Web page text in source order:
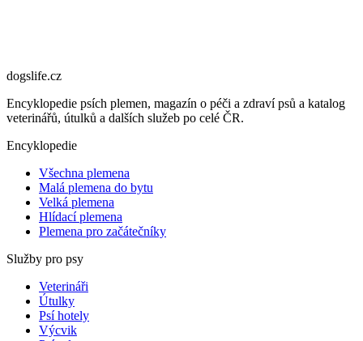
dogslife.cz
Encyklopedie psích plemen, magazín o péči a zdraví psů a katalog
veterinářů, útulků a dalších služeb po celé ČR.
Encyklopedie
Všechna plemena
Malá plemena do bytu
Velká plemena
Hlídací plemena
Plemena pro začátečníky
Služby pro psy
Veterináři
Útulky
Psí hotely
Výcvik